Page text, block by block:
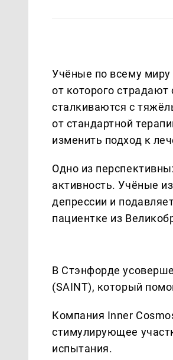
Учёные по всему миру
от которого
сталкиваются с
от стандартной
изменить подход к
Одно из
активность. Учёные
депрессии и
пациентке из
В Стэнфорде
(SAINT), который
Компания Inner
стимулирующее
испытания.